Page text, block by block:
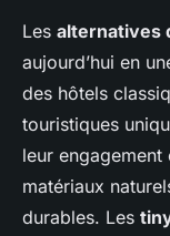
Les alternatives
aujourd’hui en
des hôtels
touristiques
leur
matériaux
durables. Les